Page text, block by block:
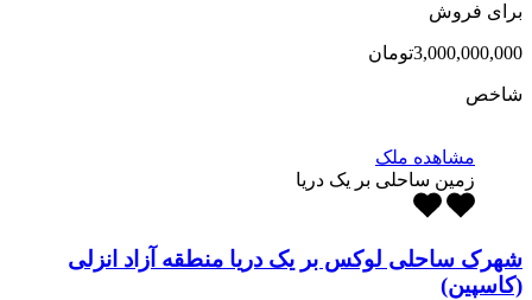
برای فروش
3,000,000,000تومان
شاخص
مشاهده ملک
زمین ساحلی بر یک دریا
شهرک ساحلی لوکس بر یک دریا منطقه آزاد انزلی
(کاسپین)